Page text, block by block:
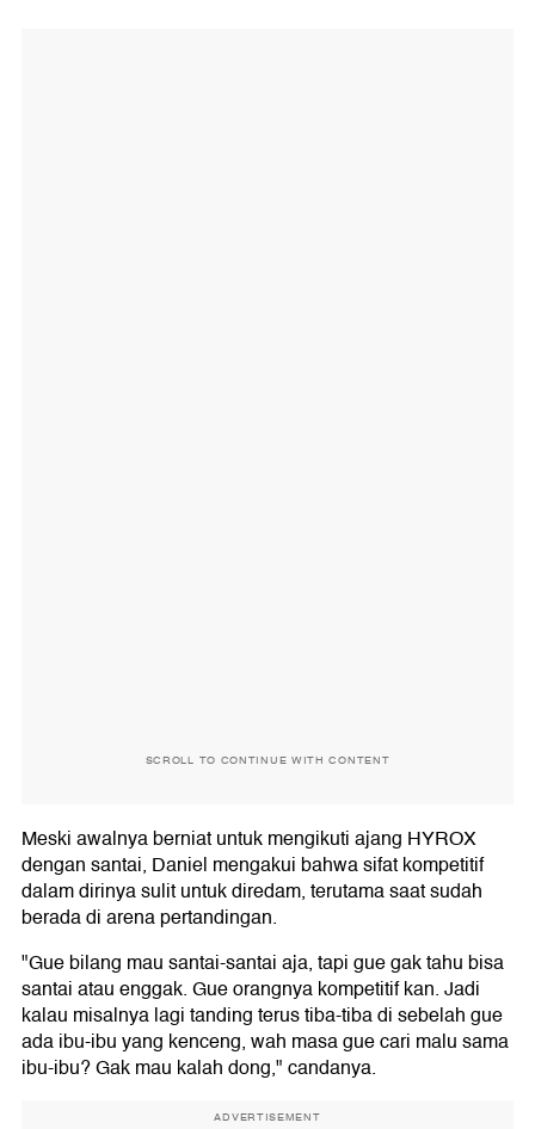
SCROLL TO CONTINUE WITH CONTENT
Meski awalnya berniat untuk mengikuti ajang HYROX
dengan santai, Daniel mengakui bahwa sifat kompetitif
dalam dirinya sulit untuk diredam, terutama saat sudah
berada di arena pertandingan.
"Gue bilang mau santai-santai aja, tapi gue gak tahu bisa
santai atau enggak. Gue orangnya kompetitif kan. Jadi
kalau misalnya lagi tanding terus tiba-tiba di sebelah gue
ada ibu-ibu yang kenceng, wah masa gue cari malu sama
ibu-ibu? Gak mau kalah dong," candanya.
ADVERTISEMENT